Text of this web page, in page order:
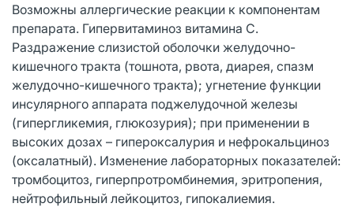
Возможны аллергические реакции к компонентам
препарата. Гипервитаминоз витамина С.
Раздражение слизистой оболочки желудочно-
кишечного тракта (тошнота, рвота, диарея, спазм
желудочно-кишечного тракта); угнетение функции
инсулярного аппарата поджелудочной железы
(гипергликемия, глюкозурия); при применении в
высоких дозах – гипероксалурия и нефрокальциноз
(оксалатный). Изменение лабораторных показателей:
тромбоцитоз, гиперпротромбинемия, эритропения,
нейтрофильный лейкоцитоз, гипокалиемия.